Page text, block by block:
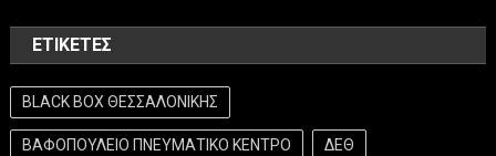
ΕΤΙΚΈΤΕΣ
BLACK BOX ΘΕΣΣΑΛΟΝΙΚΗΣ
ΒΑΦΟΠΟΥΛΕΙΟ ΠΝΕΥΜΑΤΙΚΟ ΚΕΝΤΡΟ ΔΕΘ